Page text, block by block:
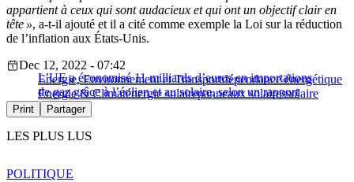
appartient à ceux qui sont audacieux et qui ont un objectif clair en
tête », a-t-il ajouté et il a cité comme exemple la Loi sur la réduction
de l’inflation aux États-Unis.
L’UE a économisé 11 milliards d’euros en importations
de gaz grâce à l’éolien et au solaire, selon un rapport
Dec 12, 2022 - 07:42
Energie, Environnement et Transportdépendance énergétique
Energie & Climaténergie solairepanneaux solairessolaire
Print Partager
LES PLUS LUS
POLITIQUE